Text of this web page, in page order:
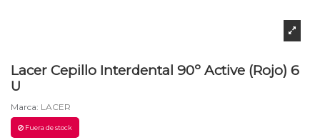
Lacer Cepillo Interdental 90º Active (Rojo) 6
U
Marca: LACER
Fuera de stock